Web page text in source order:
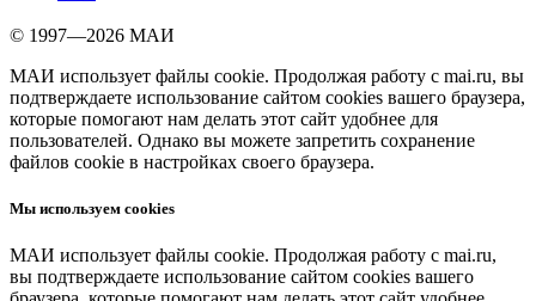
© 1997—2026 МАИ
МАИ использует файлы cookie. Продолжая работу с mai.ru, вы
подтверждаете использование сайтом cookies вашего браузера,
которые помогают нам делать этот сайт удобнее для
пользователей. Однако вы можете запретить сохранение
файлов cookie в настройках своего браузера.
Мы используем cookies
МАИ использует файлы cookie. Продолжая работу с mai.ru,
вы подтверждаете использование сайтом cookies вашего